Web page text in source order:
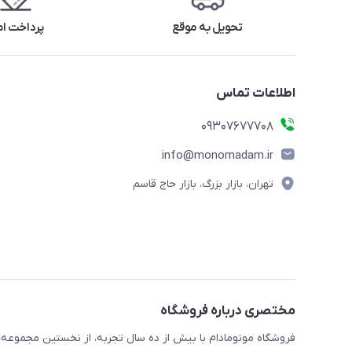
تحویل به موقع پرداخت
اطلاعات تماس
09307677708
info@monomadam.ir
تهران، بازار بزرگ، بازار حاج قاسم
مختصری درباره فروشگاه
فروشگاه مونومادام با بیش از ده سال تجربه، از نخستین